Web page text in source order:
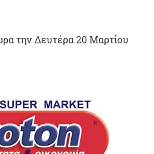
την Δευτέρα 20 Μαρτίου